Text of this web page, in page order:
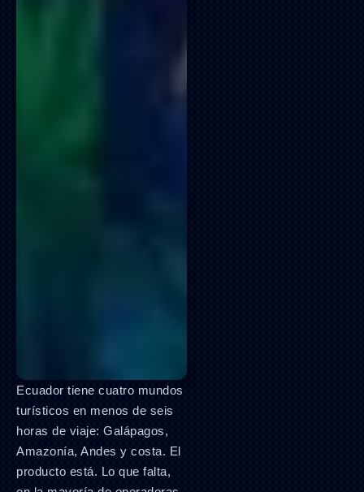
Ecuador tiene cuatro mundos
turísticos en menos de seis
horas de viaje: Galápagos,
Amazonía, Andes y costa. El
producto está. Lo que falta,